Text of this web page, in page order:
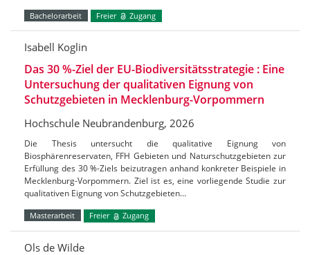
Bachelorarbeit Freier Zugang
Isabell Koglin
Das 30 %-Ziel der EU-Biodiversitätsstrategie : Eine
Untersuchung der qualitativen Eignung von
Schutzgebieten in Mecklenburg-Vorpommern
Hochschule Neubrandenburg, 2026
Die Thesis untersucht die qualitative Eignung von
Biosphärenreservaten, FFH Gebieten und Naturschutzgebieten zur
Erfüllung des 30 %-Ziels beizutragen anhand konkreter Beispiele in
Mecklenburg-Vorpommern. Ziel ist es, eine vorliegende Studie zur
qualitativen Eignung von Schutzgebieten…
Masterarbeit Freier Zugang
Ols de Wilde